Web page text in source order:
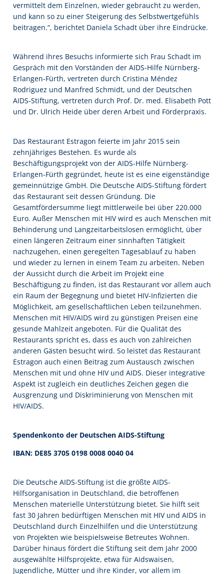
vermittelt dem Einzelnen, wieder gebraucht zu werden,
und kann so zu einer Steigerung des Selbstwertgefühls
beitragen.“, berichtet Daniela Schadt über ihre Eindrücke.
Während ihres Besuchs informierte sich Frau Schadt im
Gespräch mit den Vorständen der AIDS-Hilfe Nürnberg-
Erlangen-Fürth, vertreten durch Cristina Méndez
Rodriguez und Manfred Schmidt, und der Deutschen
AIDS-Stiftung, vertreten durch Prof. Dr. med. Elisabeth Pott
und Dr. Ulrich Heide über deren Arbeit und Förderpraxis.
Das Restaurant Estragon feierte im Jahr 2015 sein
zehnjähriges Bestehen. Es wurde als
Beschäftigungsprojekt von der AIDS-Hilfe Nürnberg-
Erlangen-Fürth gegründet, heute ist es eine eigenständige
gemeinnützige GmbH. Die Deutsche AIDS-Stiftung fördert
das Restaurant seit dessen Gründung. Die
Gesamtfördersumme liegt mittlerweile bei über 220.000
Euro. Außer Menschen mit HIV wird es auch Menschen mit
Behinderung und Langzeitarbeitslosen ermöglicht, über
einen längeren Zeitraum einer sinnhaften Tätigkeit
nachzugehen, einen geregelten Tagesablauf zu haben
und wieder zu lernen in einem Team zu arbeiten. Neben
der Aussicht durch die Arbeit im Projekt eine
Beschäftigung zu finden, ist das Restaurant vor allem auch
ein Raum der Begegnung und bietet HIV-Infizierten die
Möglichkeit, am gesellschaftlichen Leben teilzunehmen.
Menschen mit HIV/AIDS wird zu günstigen Preisen eine
gesunde Mahlzeit angeboten. Für die Qualität des
Restaurants spricht es, dass es auch von zahlreichen
anderen Gästen besucht wird. So leistet das Restaurant
Estragon auch einen Beitrag zum Austausch zwischen
Menschen mit und ohne HIV und AIDS. Dieser integrative
Aspekt ist zugleich ein deutliches Zeichen gegen die
Ausgrenzung und Diskriminierung von Menschen mit
HIV/AIDS.
Spendenkonto der Deutschen AIDS-Stiftung
IBAN: DE85 3705 0198 0008 0040 04
Die Deutsche AIDS-Stiftung ist die größte AIDS-
Hilfsorganisation in Deutschland, die betroffenen
Menschen materielle Unterstützung bietet. Sie hilft seit
fast 30 Jahren bedürftigen Menschen mit HIV und AIDS in
Deutschland durch Einzelhilfen und die Unterstützung
von Projekten wie beispielsweise Betreutes Wohnen.
Darüber hinaus fördert die Stiftung seit dem Jahr 2000
ausgewählte Hilfsprojekte, etwa für Aidswaisen,
Jugendliche, Mütter und ihre Kinder, vor allem im